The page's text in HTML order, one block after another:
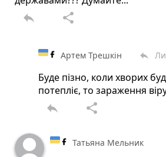
reply share
Артем Трешкін reply
Буде пізно, коли хворих
потепліє, то зараження
reply share
Татьяна Мельник